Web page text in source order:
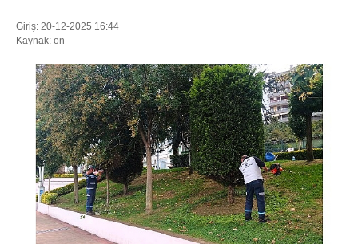
WhatsApp İhbar Hattı
Facebook
EĞİTİM
Giriş: 20-12-2025 16:44
Kaynak: on